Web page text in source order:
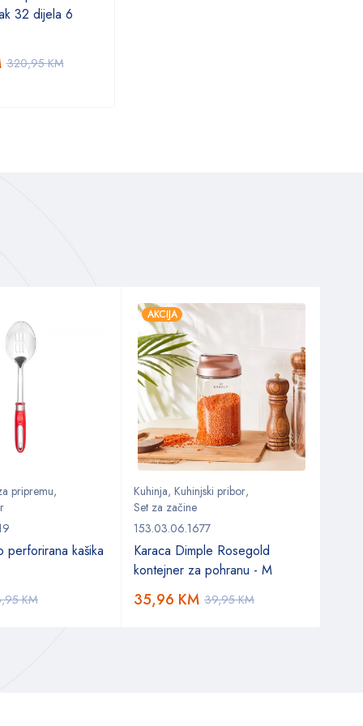
32 dijela 6
320,95KM
pripremu,
perforirana kašika
KM
AKCIJA
Kuhinja, Kuhinjski pribor,
Set za začine
153.03.06.1677
Karaca Dimple Rosegold
kontejner za pohranu - M
39,95KM
35,96 KM